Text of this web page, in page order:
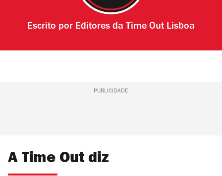
Escrito por Editores da Time Out Lisboa
PUBLICIDADE
A Time Out diz